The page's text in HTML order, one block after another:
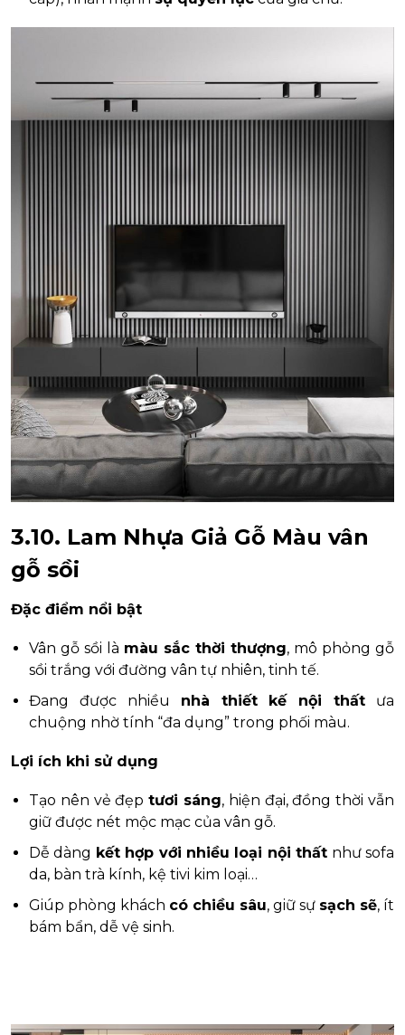
3.10. Lam Nhựa Giả Gỗ Màu vân
gỗ sồi
Đặc điểm nổi bật
Vân gỗ sồi là màu sắc thời thượng, mô phỏng gỗ
sồi trắng với đường vân tự nhiên, tinh tế.
Đang được nhiều nhà thiết kế nội thất ưa
chuộng nhờ tính “đa dụng” trong phối màu.
Lợi ích khi sử dụng
Tạo nên vẻ đẹptươi sáng, hiện đại, đồng thời vẫn
giữ được nét mộc mạc của vân gỗ.
Dễ dàng kết hợp với nhiều loại nội thất như sofa
da, bàn trà kính, kệ tivi kim loại…
Giúp phòng khách có chiều sâu, giữ sự sạch sẽ, ít
bám bẩn, dễ vệ sinh.